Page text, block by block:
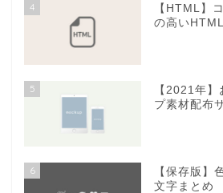
4
【HTML】
の高い
5
【2021年
プ素材配布
6
【保存版】
文字まとめ